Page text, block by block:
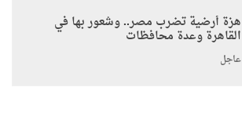
هزة أرضية تضرب مصر.. وشعور بها في
القاهرة وعدة محافظات
عاجل